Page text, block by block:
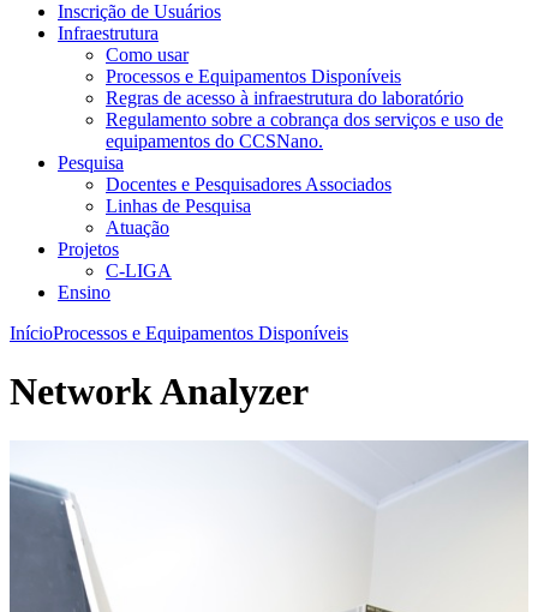
Inscrição de Usuários
Infraestrutura
Como usar
Processos e Equipamentos Disponíveis
Regras de acesso à infraestrutura do laboratório
Regulamento sobre a cobrança dos serviços e uso de
equipamentos do CCSNano.
Pesquisa
Docentes e Pesquisadores Associados
Linhas de Pesquisa
Atuação
Projetos
C-LIGA
Ensino
InícioProcessos e Equipamentos Disponíveis
Network Analyzer